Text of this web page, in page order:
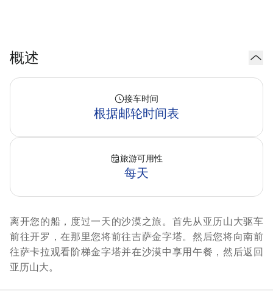
概述
接车时间
根据邮轮时间表
旅游可用性
每天
离开您的船，度过一天的沙漠之旅。首先从亚历山大驱车
前往开罗，在那里您将前往吉萨金字塔。然后您将向南前
往萨卡拉观看阶梯金字塔并在沙漠中享用午餐，然后返回
亚历山大。